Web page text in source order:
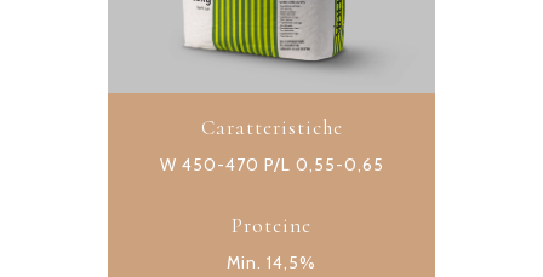
Caratteristiche
W 450-470 P/L 0,55-0,65
Proteine
Min. 14,5%